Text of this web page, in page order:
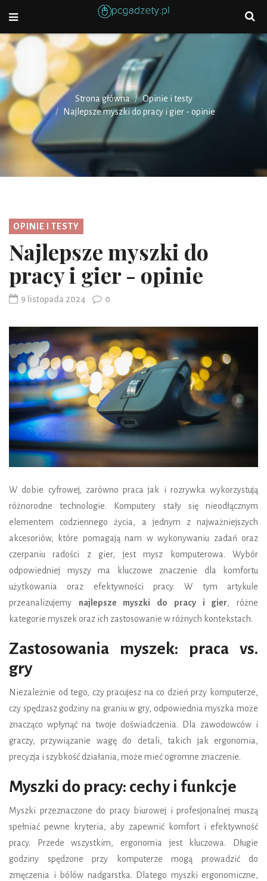
Strona główna
Opinie i testy
Najlepsze myszki do pracy i gier - opinie
OPINIE I TESTY
Najlepsze myszki do
pracy i gier - opinie
9 listopada 2024 0
W dobie cyfrowej, zarówno praca jak i rozrywka wykorzystują
różnorodne technologie. Komputery stały się nieodłącznym
elementem codziennego życia, a jednym z najważniejszych
akcesoriów, które pomagają nam w wykonywaniu zadań oraz
czerpaniu radości z gier, jest mysz komputerowa. Wybór
odpowiedniej myszy ma kluczowe znaczenie dla komfortu
użytkowania oraz efektywności pracy. W tym artykule
przeanalizujemy najlepsze myszki do pracy i gier, różne
kategorie myszek oraz ich zastosowanie w różnych kontekstach.
Zastosowania myszek: praca vs.
gry
Niezależnie od tego, czy pracujesz na co dzień przy komputerze,
czy spędzasz godziny na graniu w gry, odpowiednia myszka może
znacząco wpłynąć na twoje doświadczenia. Dla zawodowców i
graczy, przywiązanie wagę do detali, takich jak ergonomia,
precyzja i szybkość działania, może mieć ogromne znaczenie.
Myszki do pracy: cechy i funkcje
Myszki przeznaczone do pracy biurowej i profesjonalnej muszą
spełniać pewne kryteria, aby zapewnić komfort i efektywność
pracy. Przede wszystkim, ergonomia jest kluczowa. Długie
godziny spędzone przy komputerze mogą prowadzić do
zmęczenia i bólów nadgarstka. Dlatego myszki ergonomiczne,